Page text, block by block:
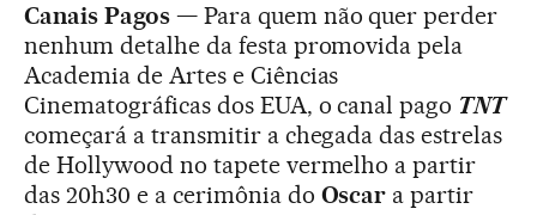
Canais Pagos — Para quem não quer perder
nenhum detalhe da festa promovida pela
Academia de Artes e Ciências
Cinematográficas dos EUA, o canal pago TNT
começará a transmitir a chegada das estrelas
de Hollywood no tapete vermelho a partir
das 20h30 e a cerimônia do Oscar a partir